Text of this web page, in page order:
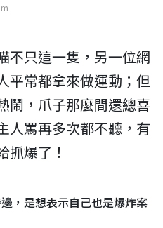
不只這一隻，另一位網
平常都拿來做運動；但
鬧，爪子那麼間還總喜
人罵再多次都不聽，有
抓爆了！
，是想表示自己也是爆炸案